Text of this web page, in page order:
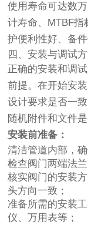
使用寿命可达数
计寿命、MTBF指
护便利性好、备
四、安装与调试
正确的安装和调
前提。在开始安
设计要求是否一
随机附件和文件是
安装前准备：
清洁管道内部，
检查阀门两端法
核实阀门的安装
头方向一致；
准备所需的安装
仪、万用表等；